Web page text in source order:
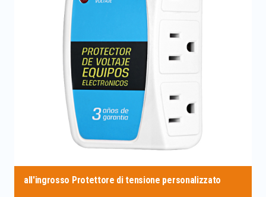
all'ingrosso Protettore di tensione personalizzato